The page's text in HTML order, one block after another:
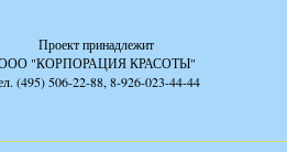
Проект принадлежит
"КОРПОРАЦИЯ КРАСОТЫ"
(495) 506-22-88, 8-926-023-44-44